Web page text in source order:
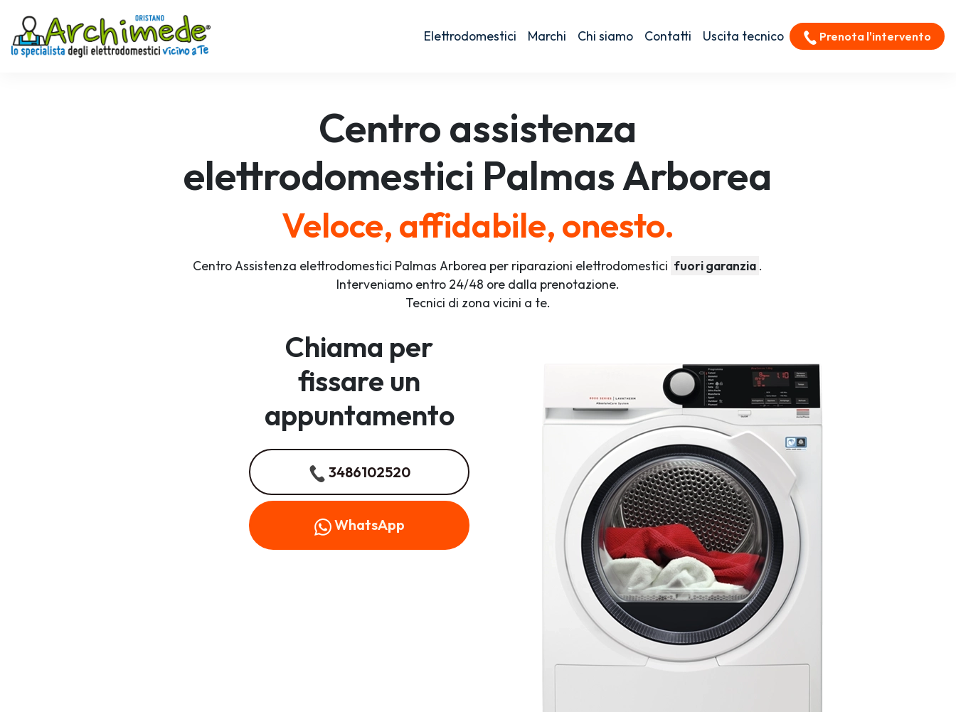
Elettrodomestici Marchi Chi siamo Contatti Uscita tecnico Prenota l'intervento
Centro assistenza
elettrodomestici Palmas Arborea
Veloce, affidabile, onesto.
Centro Assistenza elettrodomestici Palmas Arborea per riparazioni elettrodomestici fuori garanzia .
Interveniamo entro 24/48 ore dalla prenotazione.
Tecnici di zona vicini a te.
Chiama per
fissare un
appuntamento
3486102520
WhatsApp